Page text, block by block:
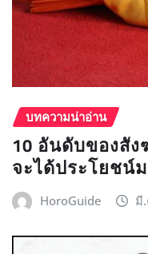
บทความน่าอ่าน
10 อันดับของสั
จะได้ประโยชน์
HoroGuide มี